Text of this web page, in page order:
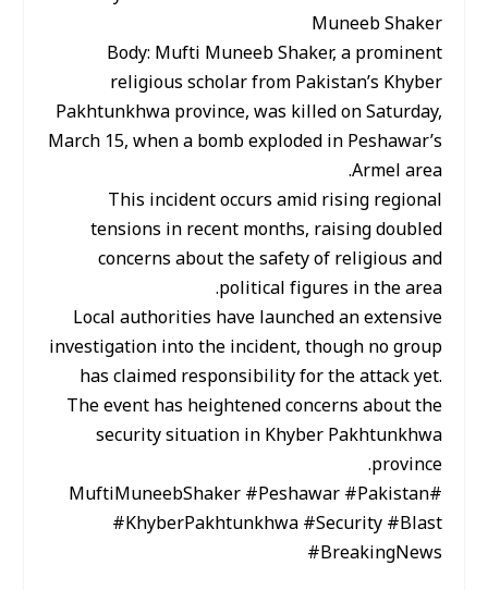
Muneeb Shaker
Body: Mufti Muneeb Shaker, a prominent
religious scholar from Pakistan’s Khyber
Pakhtunkhwa province, was killed on Saturday,
March 15, when a bomb exploded in Peshawar’s
Armel area.
This incident occurs amid rising regional
tensions in recent months, raising doubled
concerns about the safety of religious and
political figures in the area.
Local authorities have launched an extensive
investigation into the incident, though no group
has claimed responsibility for the attack yet.
The event has heightened concerns about the
security situation in Khyber Pakhtunkhwa
province.
#MuftiMuneebShaker #Peshawar #Pakistan
#KhyberPakhtunkhwa #Security #Blast
#BreakingNews